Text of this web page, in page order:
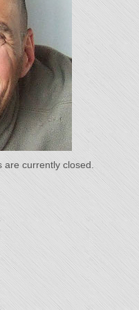
du
currently closed.